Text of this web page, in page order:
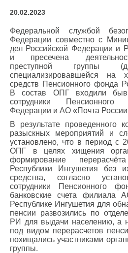
20.02.2023
Федеральной службой
Федерации совместно с
дел Российской Федерации и
и пресечена
преступной
специализировавшейся на
средств Пенсионного фонда
В состав ОПГ входили
сотрудники
Федерации и АО «Почта
В результате проведенного
разыскных мероприятий и
установлено, что в период с
ОПГ в целях хищения
формирование
Республики Ингушетия без
средства, согласно
сотрудники Пенсионного
банковские счета филиала
Республике Ингушетия для
пенсии развозились по
РИ для выдачи населению, а
под видом перерасчетов
похищались участниками
группы.